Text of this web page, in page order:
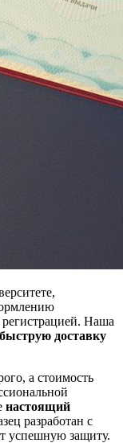
Наша
быструю доставку
а стоимость
настоящий
разработан с
успешную защиту.